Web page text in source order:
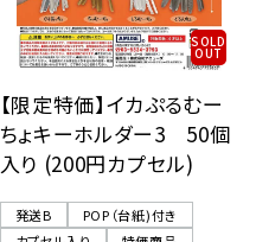
SOLD
OUT
【限定特価】イカぷるむー
ちょキーホルダー3 50個
入り (200円カプセル)
発送B
POP（台紙)付き